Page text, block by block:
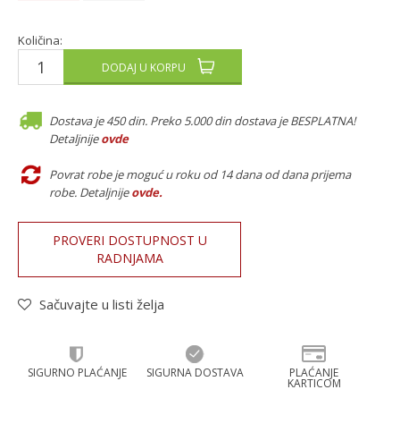
Količina:
DODAJ U KORPU
Dostava je 450 din. Preko 5.000 din dostava je BESPLATNA!
Detaljnijeovde
Povrat robe je moguć u roku od 14 dana od dana prijema
robe. Detaljnije ovde.
PROVERI DOSTUPNOST U
RADNJAMA
Sačuvajte u listi želja
SIGURNO PLAĆANJE SIGURNA DOSTAVA PLAĆANJE
KARTICOM